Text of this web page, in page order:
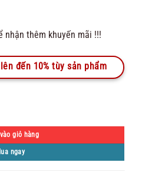
nhận thêm khuyến mãi !!!
đến 10% tùy sản phẩm
PAC05 số lượng
giỏ hàng
ngay